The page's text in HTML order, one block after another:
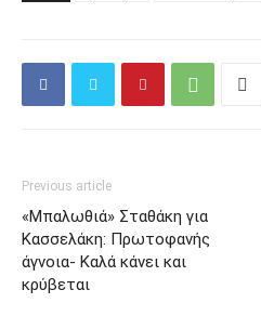
Previous article
«Μπαλωθιά» Σταθάκη για
Κασσελάκη: Πρωτοφανής
άγνοια- Καλά κάνει και
κρύβεται